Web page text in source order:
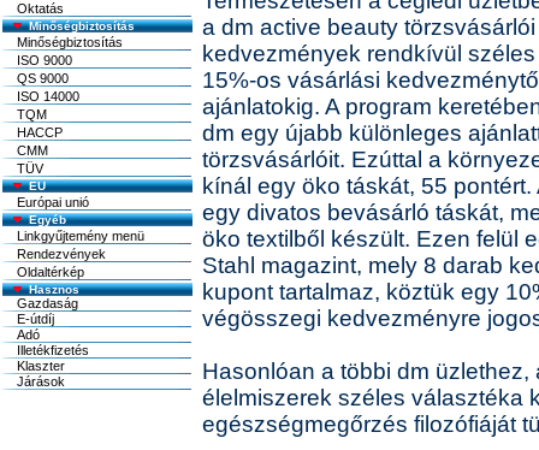
Oktatás
Minőségbiztosítás
Minőségbiztosítás
ISO 9000
QS 9000
ISO 14000
TQM
HACCP
CMM
TÜV
EU
Európai unió
Egyéb
Linkgyűjtemény menü
Rendezvények
Oldaltérkép
a dm active beauty
kedvezmények rendkívül
15%-os vásárlási
ajánlatokig. A program
dm egy újabb különleges
törzsvásárlóit. Ezúttal a
kínál egy öko táskát, 55
egy divatos bevásárló táskát,
öko textilből készült. Ezen felül
Stahl magazint, mely 8 darab
kupont tartalmaz, köztük egy
végösszegi kedvezményre
Hasonlóan a többi dm üzlethez,
élelmiszerek széles választéka
egészségmegőrzés filozófiáját